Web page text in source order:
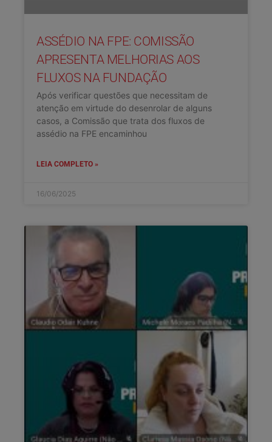
ASSÉDIO NA FPE: COMISSÃO
APRESENTA MELHORIAS AOS
FLUXOS NA FUNDAÇÃO
Após verificar questões que necessitam de
atenção em virtude do desenrolar de alguns
casos, a Comissão que trata dos fluxos de
assédio na FPE encaminhou
LEIA COMPLETO »
16/06/2025